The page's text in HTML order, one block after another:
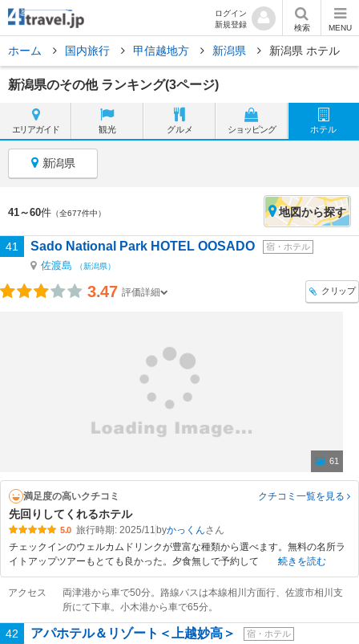
ログイン
新規登録
検索 MENU
ホーム 国内旅行 甲信越地方 新潟県 新潟県 ホテル
新潟県のその他 ランキング(3ページ)
エリアガイド 観光 グルメ ショッピング ホテル
新潟県
41～60件 （全677件中） 地図から探す
41 Sado National Park HOTEL OOSADO 宿・ホテル
佐渡島 （新潟県）
3.47 評価詳細 クリップ
61
満足度の高いクチコミ クチコミ一覧を見る
先回りしてくれるホテル
5.0 旅行時期: 2025/11 byかっくん
チェックインのウェルカムドリンクが豊富な種類から選べます。無料の名所ラ
イトアップツアーもとても良かった。夕食無しで予約して
続きを読む
アクセス
両津港から車で50分。路線バスは本線相川方面行、佐渡市相川支
所にて下車。小木港から車で65分。
42 アパホテル＆リゾート＜上越妙高＞ 宿・ホテル